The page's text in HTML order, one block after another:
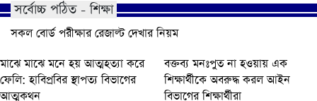
সর্বোচ্চ পঠিত - শিক্ষা
সকল বোর্ড পরীক্ষার রেজাল্ট দেখার নিয়ম
মাঝে মাঝে মনে হয় আত্মহত্যা করে
ফেলি: হাবিপ্রবির স্থাপত্য বিভাগের
আত্মকথন
বক্তব্য মনঃপুত না হওয়ায় এক
শিক্ষার্থীকে অবরুদ্ধ করল আইন
বিভাগের শিক্ষার্থীরা